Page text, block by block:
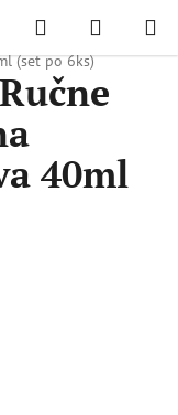
Hľadať
KOŠÍK
Crystal Ručne
(set po 6ks)
40ml